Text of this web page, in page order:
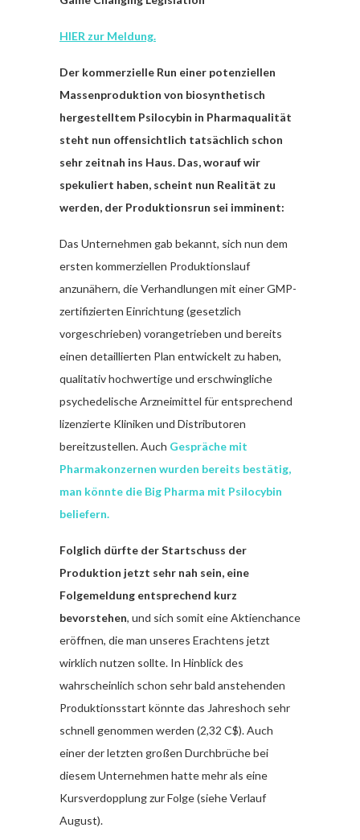
HIER zur Meldung.
Der kommerzielle Run einer potenziellen
Massenproduktion von biosynthetisch
hergestelltem Psilocybin in Pharmaqualität
steht nun offensichtlich tatsächlich schon
sehr zeitnah ins Haus. Das, worauf wir
spekuliert haben, scheint nun Realität zu
werden, der Produktionsrun sei imminent:
Das Unternehmen gab bekannt, sich nun dem
ersten kommerziellen Produktionslauf
anzunähern, die Verhandlungen mit einer GMP-
zertifizierten Einrichtung (gesetzlich
vorgeschrieben) vorangetrieben und bereits
einen detaillierten Plan entwickelt zu haben,
qualitativ hochwertige und erschwingliche
psychedelische Arzneimittel für entsprechend
lizenzierte Kliniken und Distributoren
bereitzustellen. Auch Gespräche mit
Pharmakonzernen wurden bereits bestätig,
man könnte die Big Pharma mit Psilocybin
beliefern.
Folglich dürfte der Startschuss der
Produktion jetzt sehr nah sein, eine
Folgemeldung entsprechend kurz
bevorstehen, und sich somit eine Aktienchance
eröffnen, die man unseres Erachtens jetzt
wirklich nutzen sollte. In Hinblick des
wahrscheinlich schon sehr bald anstehenden
Produktionsstart könnte das Jahreshoch sehr
schnell genommen werden (2,32 C$). Auch
einer der letzten großen Durchbrüche bei
diesem Unternehmen hatte mehr als eine
Kursverdopplung zur Folge (siehe Verlauf
August).